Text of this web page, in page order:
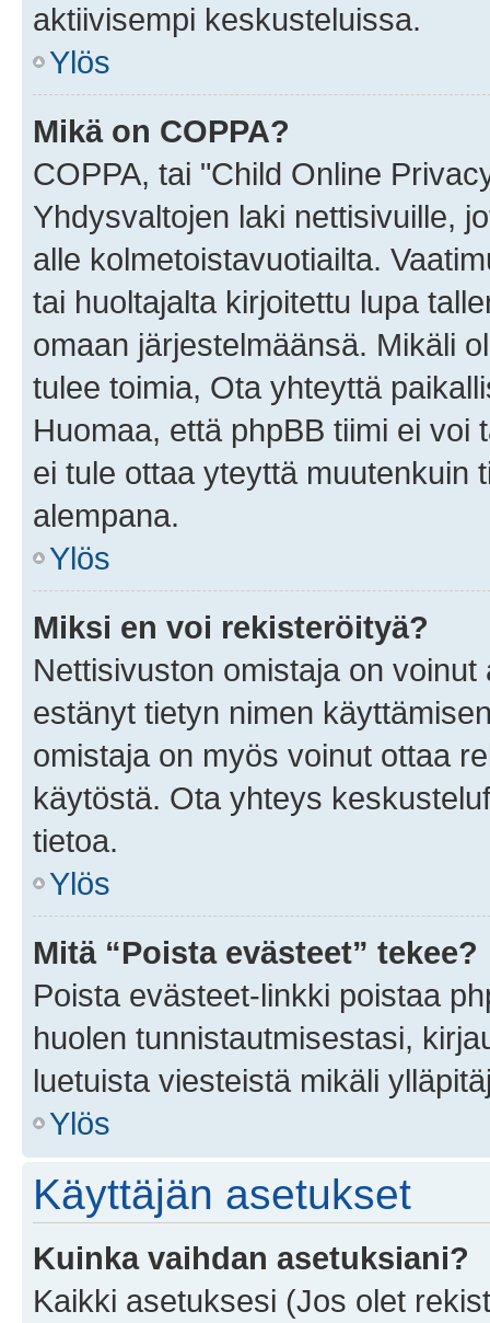
aktiivisempi keskusteluissa.
Ylös
Mikä on COPPA?
COPPA, tai "Child Online
Yhdysvaltojen laki nettisivuille,
alle kolmetoistavuotiailta.
tai huoltajalta kirjoitettu lupa
omaan järjestelmäänsä. Mikäli
tulee toimia, Ota yhteyttä
Huomaa, että phpBB tiimi ei
ei tule ottaa yteyttä muutenkuin
alempana.
Ylös
Miksi en voi rekisteröityä?
Nettisivuston omistaja on
estänyt tietyn nimen
omistaja on myös voinut ottaa
käytöstä. Ota yhteys
tietoa.
Ylös
Mitä “Poista evästeet” tekee?
Poista evästeet-linkki poistaa
huolen tunnistautmisestasi,
luetuista viesteistä mikäli
Ylös
Käyttäjän asetukset
Kuinka vaihdan asetuksiani?
Kaikki asetuksesi (Jos olet